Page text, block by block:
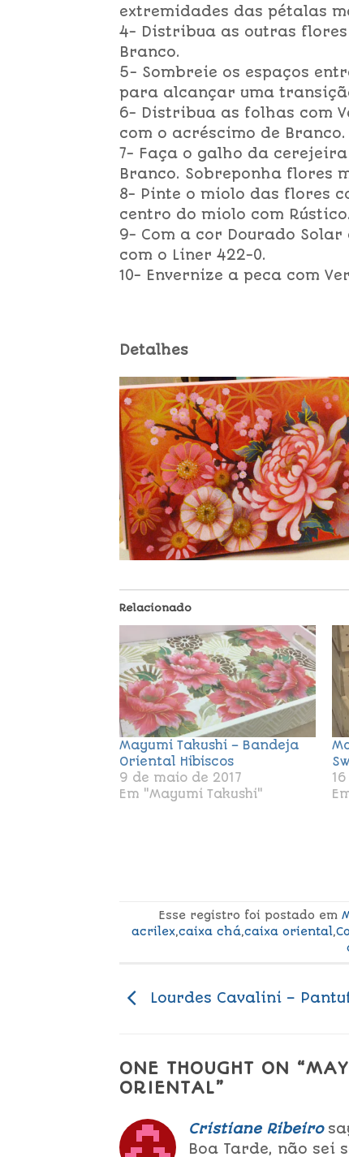
extremidades das pétalas
4- Distribua as outras flores
Branco.
5- Sombreie os espaços
para alcançar uma
6- Distribua as folhas com
com o acréscimo de Branco.
7- Faça o galho da cerejeira
Branco. Sobreponha flores
8- Pinte o miolo das flores
centro do miolo com Rústico.
9- Com a cor Dourado
com o Liner 422-0.
10- Envernize a peca com
Detalhes
Relacionado
Mayumi Takushi – Bandeja
Oriental Hibiscos
9 de maio de 2017
Em "Mayumi Takushi"
Esse registro foi postado em
acrilex,caixa chá,caixa oriental,
Lourdes Cavalini –
ONE THOUGHT ON “
ORIENTAL”
Cristiane Ribeiro
Boa Tarde, não sei